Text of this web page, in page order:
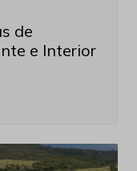
de
e Interior